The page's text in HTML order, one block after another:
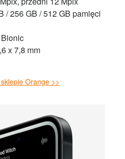
/ 256 GB / 512 GB pamięci
x 7,8 mm
Orange >>